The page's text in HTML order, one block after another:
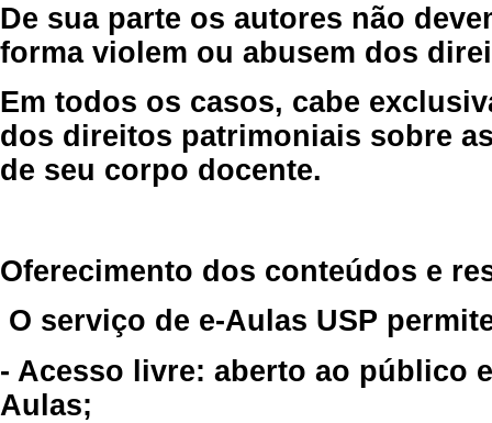
De sua parte os autores não
forma violem ou abusem dos
Em todos os casos, cabe
dos direitos patrimoniais sobre
de seu corpo docente.
Oferecimento dos conteúdos e
O serviço de e-Aulas USP
- Acesso livre: aberto ao público
Aulas;